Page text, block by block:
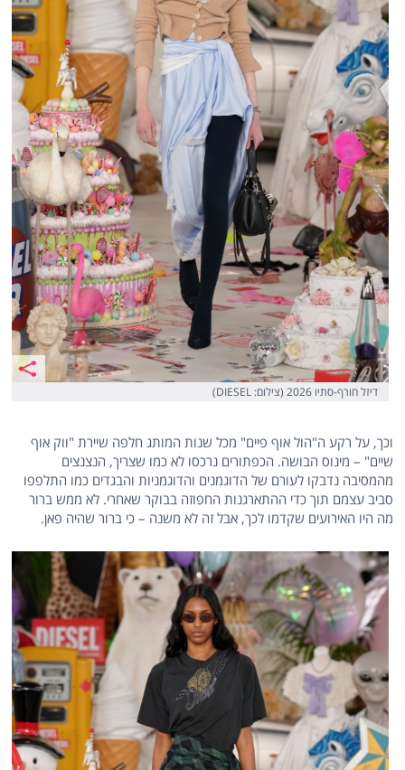
דיזל חורף-סתיו 2026 (צילום: DIESEL)
וכך, על רקע ה"הול אוף פיים" מכל שנות המותג חלפה שיירת "ווק אוף
שיים" – מינוס הבושה. הכפתורים נרכסו לא כמו שצריך, הנצנצים
מהמסיבה נדבקו לעורם של הדוגמנים והדוגמניות והבגדים כמו התלפפו
סביב עצמם תוך כדי ההתארגנות החפוזה בבוקר שאחרי. לא ממש ברור
מה היו האירועים שקדמו לכך, אבל זה לא משנה – כי ברור שהיה פאן.